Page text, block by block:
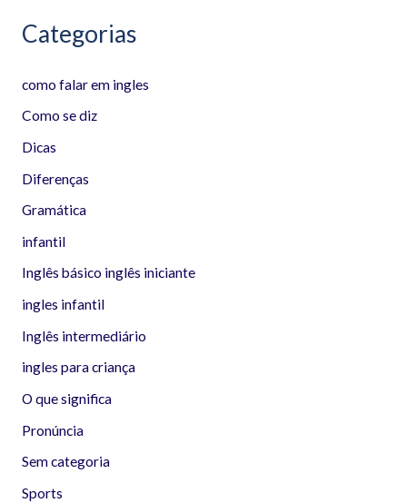
Categorias
como falar em ingles
Como se diz
Dicas
Diferenças
Gramática
infantil
Inglês básico inglês iniciante
ingles infantil
Inglês intermediário
ingles para criança
O que significa
Pronúncia
Sem categoria
Sports